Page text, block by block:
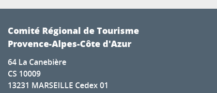
Comité Régional de Tourisme
Provence-Alpes-Côte d'Azur
64 La Canebière
CS 10009
13231 MARSEILLE Cedex 01